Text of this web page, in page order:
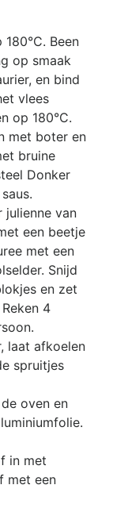
Been
op smaak
en bind
vlees
op 180°C.
met boter en
bruine
Donker
julienne van
een beetje
met een
Snijd
en zet
4
laat afkoelen
spruitjes
oven en
in met
met een